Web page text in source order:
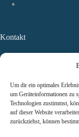
Um dir ein optimales
um Geräteinformationen zu
Technologien zustimmst,
auf dieser Website
zurückziehst, können
Kontakt
1100 Wien, Am
FN 489853 y
Handelsgericht Wien
UID ATU73397013